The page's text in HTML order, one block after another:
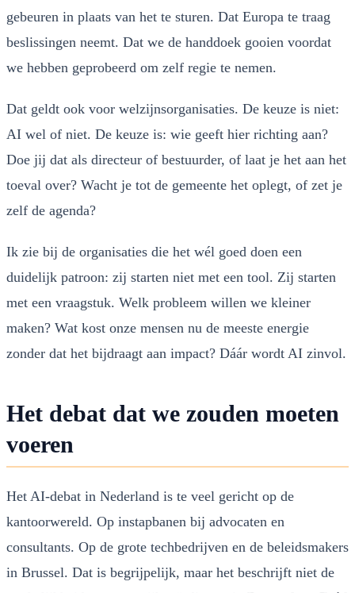
gebeuren in plaats van het te sturen. Dat Europa te traag
beslissingen neemt. Dat we de handdoek gooien voordat
we hebben geprobeerd om zelf regie te nemen.
Dat geldt ook voor welzijnsorganisaties. De keuze is niet:
AI wel of niet. De keuze is: wie geeft hier richting aan?
Doe jij dat als directeur of bestuurder, of laat je het aan het
toeval over? Wacht je tot de gemeente het oplegt, of zet je
zelf de agenda?
Ik zie bij de organisaties die het wél goed doen een
duidelijk patroon: zij starten niet met een tool. Zij starten
met een vraagstuk. Welk probleem willen we kleiner
maken? Wat kost onze mensen nu de meeste energie
zonder dat het bijdraagt aan impact? Dáár wordt AI zinvol.
Het debat dat we zouden moeten
voeren
Het AI-debat in Nederland is te veel gericht op de
kantoorwereld. Op instapbanen bij advocaten en
consultants. Op de grote techbedrijven en de beleidsmakers
in Brussel. Dat is begrijpelijk, maar het beschrijft niet de